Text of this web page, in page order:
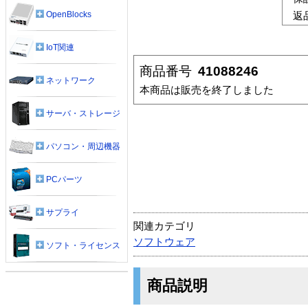
返
商品番号 41088246
本商品は販売を終了しました
関連カテゴリ
ソフトウェア
商品説明
OpenBlocks
IoT関連
ネットワーク
サーバ・ストレージ
パソコン・周辺機器
PCパーツ
サプライ
ソフト・ライセンス